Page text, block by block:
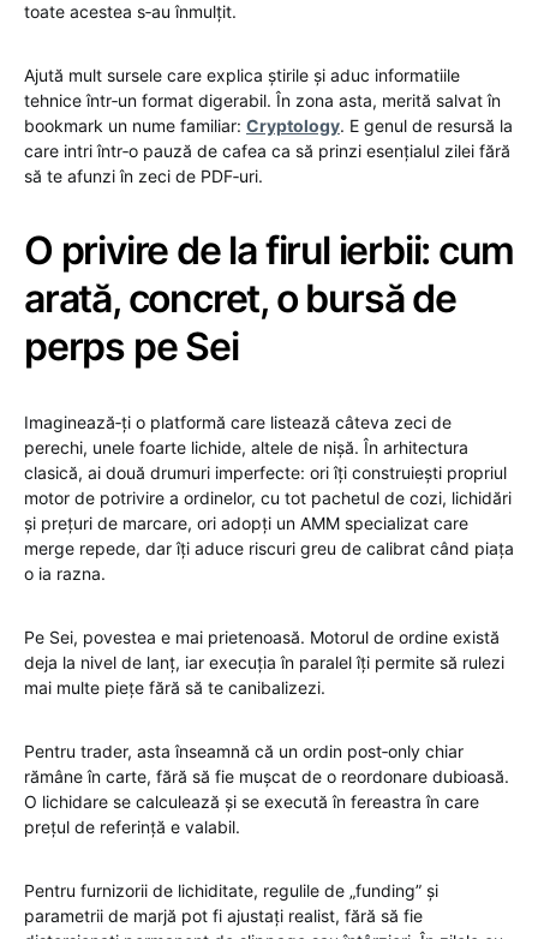
toate acestea s‑au înmulțit.
Ajută mult sursele care explica știrile și aduc informatiile
tehnice într‑un format digerabil. În zona asta, merită salvat în
bookmark un nume familiar: Cryptology. E genul de resursă la
care intri într‑o pauză de cafea ca să prinzi esențialul zilei fără
să te afunzi în zeci de PDF‑uri.
O privire de la firul ierbii: cum
arată, concret, o bursă de
perps pe Sei
Imaginează‑ți o platformă care listează câteva zeci de
perechi, unele foarte lichide, altele de nișă. În arhitectura
clasică, ai două drumuri imperfecte: ori îți construiești propriul
motor de potrivire a ordinelor, cu tot pachetul de cozi, lichidări
și prețuri de marcare, ori adopți un AMM specializat care
merge repede, dar îți aduce riscuri greu de calibrat când piața
o ia razna.
Pe Sei, povestea e mai prietenoasă. Motorul de ordine există
deja la nivel de lanț, iar execuția în paralel îți permite să rulezi
mai multe piețe fără să te canibalizezi.
Pentru trader, asta înseamnă că un ordin post‑only chiar
rămâne în carte, fără să fie mușcat de o reordonare dubioasă.
O lichidare se calculează și se execută în fereastra în care
prețul de referință e valabil.
Pentru furnizorii de lichiditate, regulile de „funding” și
parametrii de marjă pot fi ajustați realist, fără să fie